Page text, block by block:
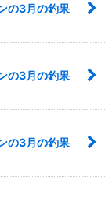
の3月の釣果
の3月の釣果
の3月の釣果